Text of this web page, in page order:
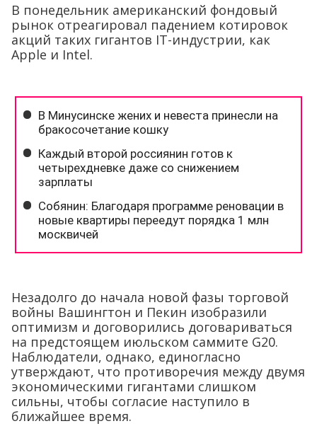
В понедельник американский фондовый
рынок отреагировал падением котировок
акций таких гигантов IT-индустрии, как
Apple и Intel.
Незадолго до начала новой фазы торговой
войны Вашингтон и Пекин изобразили
оптимизм и договорились договариваться
на предстоящем июльском саммите G20.
Наблюдатели, однако, единогласно
утверждают, что противоречия между двумя
экономическими гигантами слишком
сильны, чтобы согласие наступило в
ближайшее время.